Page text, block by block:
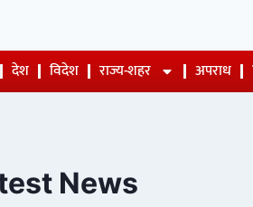
देश विदेश राज्य-शहर अपराध
News